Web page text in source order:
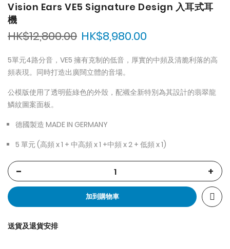
Vision Ears VE5 Signature Design 入耳式耳
機
HK$8,980.00
HK$12,800.00
5單元4路分音，VE5 擁有克制的低音，厚實的中頻及清脆利落的高
頻表現。同時打造出廣闊立體的音場。
公模版使用了透明藍綠色的外殼，配襯全新特別為其設計的翡翠龍
鱗紋圖案面板。
德國製造 MADE IN GERMANY
5 單元 (高頻 x 1 + 中高頻 x 1 +中頻 x 2 + 低頻 x 1)
- +
加到購物車
送貨及退貨安排